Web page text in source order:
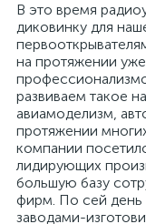
В это время
диковинку для
на протяжении
развиваем такое
авиамоделизм,
протяжении
компании
лидирующих
большую базу
фирм. По сей день
заводами-